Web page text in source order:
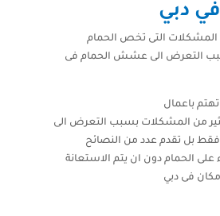
دبي
المشكلات التى تخص الحمام
بسبب التعرض الى عشش الحمام فى
باعمال
من المشكلات بسبب التعرض الى
فقط بل تقدم عدد من النصائح
الحمام دون ان يتم الاستعانة
فى دبي